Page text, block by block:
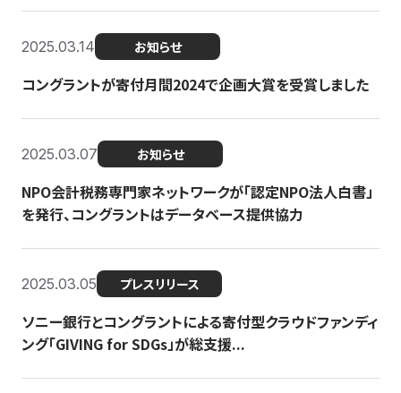
2025.03.14 お知らせ
コングラントが寄付月間2024で企画大賞を受賞しました
2025.03.07 お知らせ
NPO会計税務専門家ネットワークが「認定NPO法人白書」
を発行、コングラントはデータベース提供協力
2025.03.05 プレスリリース
ソニー銀行とコングラントによる寄付型クラウドファンディ
ング「GIVING for SDGs」が総支援...